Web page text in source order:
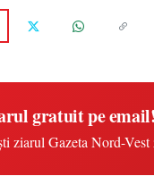
gratuit pe email!
ziarul Gazeta Nord-